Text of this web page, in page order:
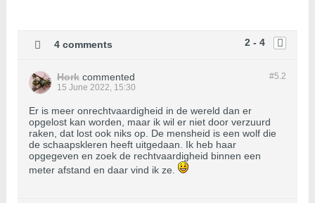
2 - 4
4 comments
#5.2
Hork commented
15 June 2022, 15:30
Er is meer onrechtvaardigheid in de wereld dan er
opgelost kan worden, maar ik wil er niet door verzuurd
raken, dat lost ook niks op. De mensheid is een wolf die
de schaapskleren heeft uitgedaan. Ik heb haar
opgegeven en zoek de rechtvaardigheid binnen een
meter afstand en daar vind ik ze.